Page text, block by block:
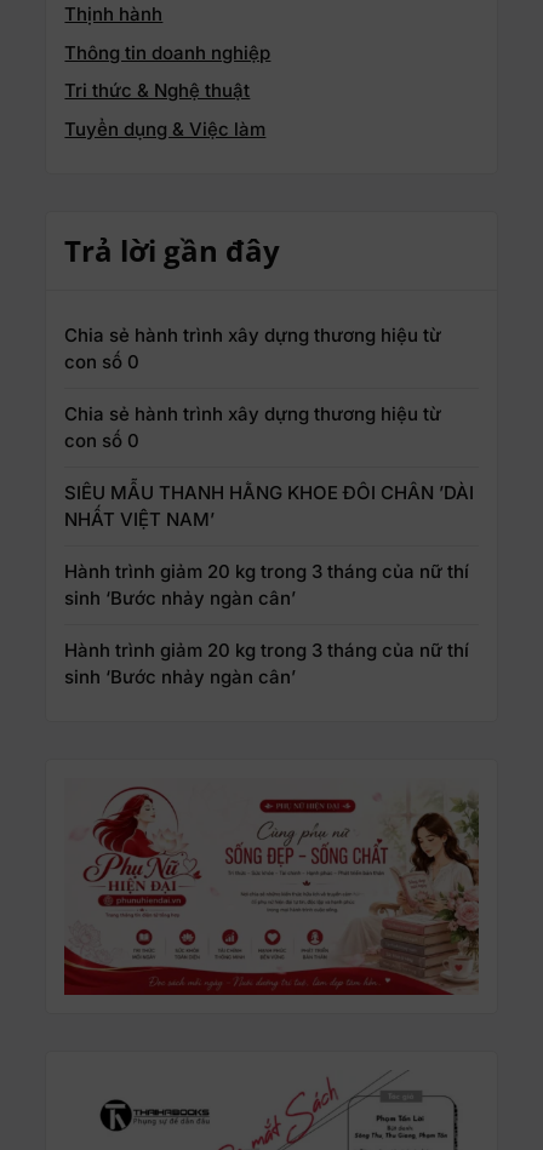
Thịnh hành
Thông tin doanh nghiệp
Tri thức & Nghệ thuật
Tuyển dụng & Việc làm
Trả lời gần đây
Chia sẻ hành trình xây dựng thương hiệu từ
con số 0
Chia sẻ hành trình xây dựng thương hiệu từ
con số 0
SIÊU MẪU THANH HẰNG KHOE ĐÔI CHÂN ’DÀI
NHẤT VIỆT NAM’
Hành trình giảm 20 kg trong 3 tháng của nữ thí
sinh ‘Bước nhảy ngàn cân’
Hành trình giảm 20 kg trong 3 tháng của nữ thí
sinh ‘Bước nhảy ngàn cân’